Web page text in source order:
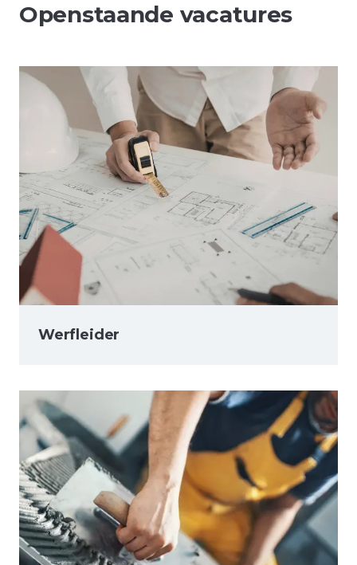
Openstaande vacatures
Werfleider